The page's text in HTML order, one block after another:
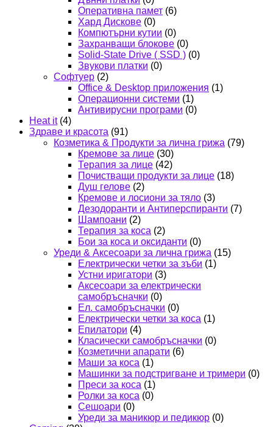
Оперативна памет (6)
Хард Дискове (0)
Компютърни кутии (0)
Захранващи блокове (0)
Solid-State Drive ( SSD ) (0)
Звукови платки (0)
Софтуер (2)
Office & Desktop приложения (1)
Операционни системи (1)
Антивирусни програми (0)
Heat it (4)
Здраве и красота (91)
Козметика & Продукти за лична грижа (79)
Кремове за лице (30)
Терапия за лице (42)
Почистващи продукти за лице (18)
Душ гелове (2)
Кремове и лосиони за тяло (3)
Дезодоранти и Антиперспиранти (7)
Шампоани (2)
Терапия за коса (2)
Бои за коса и оксиданти (0)
Уреди & Аксесоари за лична грижа (15)
Електрически четки за зъби (1)
Устни иригатори (3)
Аксесоари за електрически
самобръсначки (0)
Ел. самобръсначки (0)
Електрически четки за коса (1)
Епилатори (4)
Класически самобръсначки (0)
Козметични апарати (6)
Маши за коса (1)
Машинки за подстригване и тримери (0)
Преси за коса (1)
Ролки за коса (0)
Сешоари (0)
Уреди за маникюр и педикюр (0)